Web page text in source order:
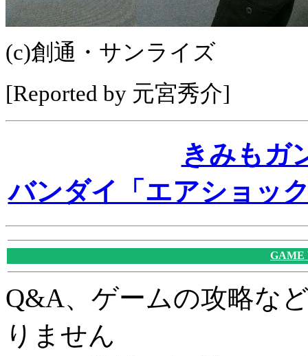
(c)創通・サンライズ
[Reported by 元宮秀介]
きみもガ
バンダイ「エアショッ
GAME
Q&A、ゲームの攻略な
りません